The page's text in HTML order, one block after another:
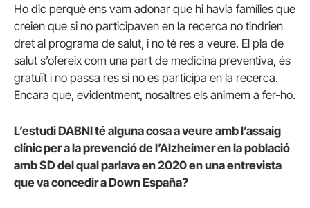
Ho dic perquè ens vam adonar que hi havia famílies que
creien que si no participaven en la recerca no tindrien
dret al programa de salut, i no té res a veure. El pla de
salut s’ofereix com una part de medicina preventiva, és
gratuït i no passa res si no es participa en la recerca.
Encara que, evidentment, nosaltres els animem a fer-ho.
L’estudi DABNI té alguna cosa a veure amb l’assaig
clínic per a la prevenció de l’Alzheimer en la població
amb SD del qual parlava en 2020 en una entrevista
que va concedir a Down España?